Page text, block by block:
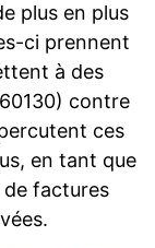
plus en plus
ci prennent
à des
contre
ces
en tant que
factures